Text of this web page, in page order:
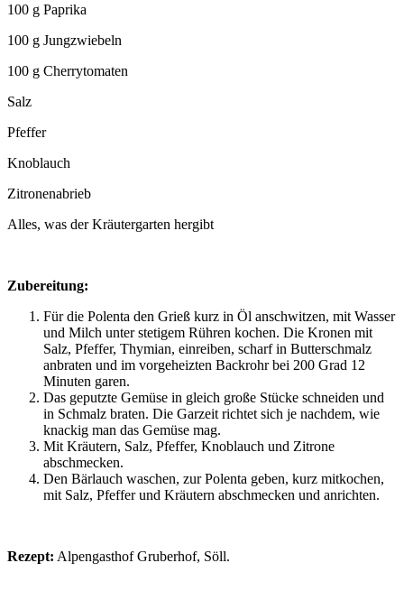
100 g Paprika
100 g Jungzwiebeln
100 g Cherrytomaten
Salz
Pfeffer
Knoblauch
Zitronenabrieb
Alles, was der Kräutergarten hergibt
Zubereitung:
Für die Polenta den Grieß kurz in Öl anschwitzen, mit Wasser
und Milch unter stetigem Rühren kochen. Die Kronen mit
Salz, Pfeffer, Thymian, einreiben, scharf in Butterschmalz
anbraten und im vorgeheizten Backrohr bei 200 Grad 12
Minuten garen.
Das geputzte Gemüse in gleich große Stücke schneiden und
in Schmalz braten. Die Garzeit richtet sich je nachdem, wie
knackig man das Gemüse mag.
Mit Kräutern, Salz, Pfeffer, Knoblauch und Zitrone
abschmecken.
Den Bärlauch waschen, zur Polenta geben, kurz mitkochen,
mit Salz, Pfeffer und Kräutern abschmecken und anrichten.
Rezept: Alpengasthof Gruberhof, Söll.